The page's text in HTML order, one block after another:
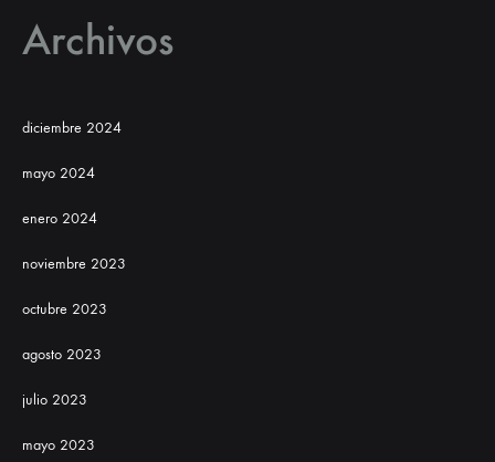
Archivos
diciembre 2024
mayo 2024
enero 2024
noviembre 2023
octubre 2023
agosto 2023
julio 2023
mayo 2023